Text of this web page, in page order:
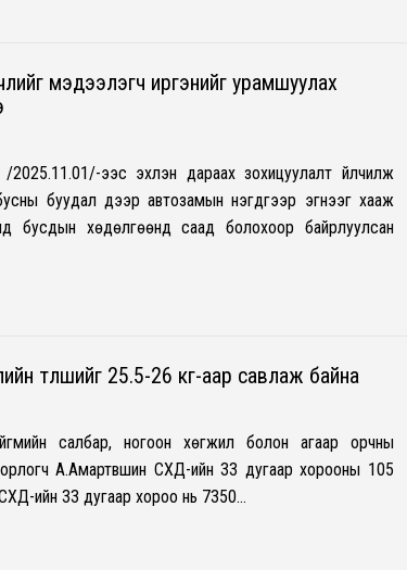
мэдээлэгч иргэнийг урамшуулах
ээс эхлэн дараах зохицуулалт үйлчилж
буудал дээр автозамын нэгдүгээр эгнээг хааж
бусдын хөдөлгөөнд саад болохоор байрлуулсан
түлшийг 25.5-26 кг-аар савлаж байна
салбар, ногоон хөгжил болон агаар орчны
А.Амартүвшин СХД-ийн 33 дугаар хорооны 105
ийн 33 дугаар хороо нь 7350…